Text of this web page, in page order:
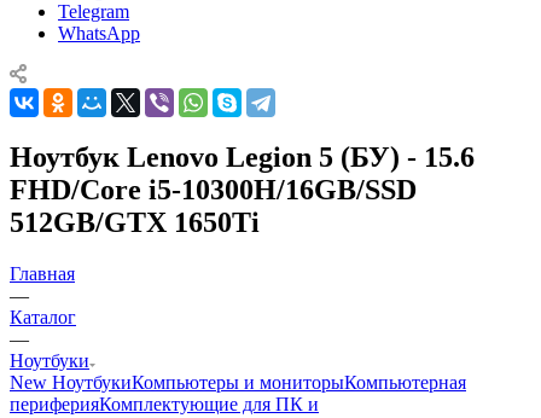
Telegram
WhatsApp
Ноутбук Lenovo Legion 5 (БУ) - 15.6
FHD/Core i5-10300H/16GB/SSD
512GB/GTX 1650Ti
Главная
—
Каталог
—
Ноутбуки
New НоутбукиКомпьютеры и мониторыКомпьютерная
периферияКомплектующие для ПК и